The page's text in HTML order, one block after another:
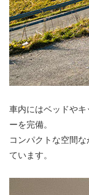
車内にはベッドや
ーを完備。
コンパクトな空間
ています。